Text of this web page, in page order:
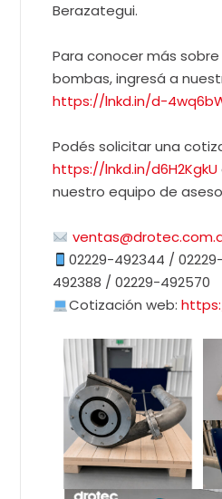
Berazategui.
Para conocer más
bombas, ingresá a
https://lnkd.in/d-
Podés solicitar una
https://lnkd.in/d6H2KgkU
nuestro equipo de
02229-492344 /
492388 / 02229-492570
Cotización web: